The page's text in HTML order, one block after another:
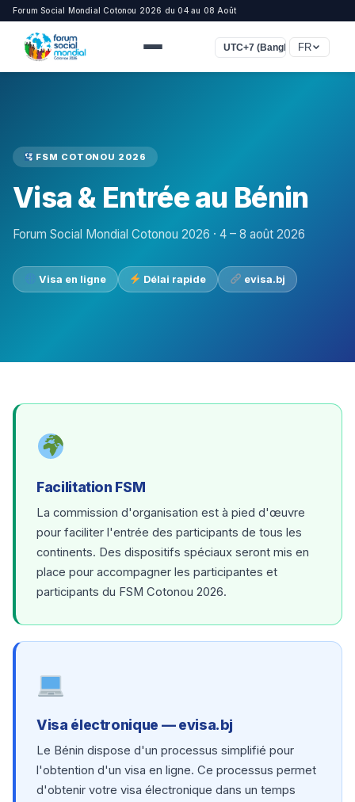
Forum Social Mondial Cotonou 2026 du 04 au 08 Août
UTC+7 (Bangkok, Jakarta)
FR
FSM COTONOU 2026
Visa & Entrée au Bénin
Forum Social Mondial Cotonou 2026 · 4 – 8 août 2026
Visa en ligne Délai rapide evisa.bj
Facilitation FSM
La commission d'organisation est à pied d'œuvre
pour faciliter l'entrée des participants de tous les
continents. Des dispositifs spéciaux seront mis en
place pour accompagner les participantes et
participants du FSM Cotonou 2026.
Visa électronique — evisa.bj
Le Bénin dispose d'un processus simplifié pour
l'obtention d'un visa en ligne. Ce processus permet
d'obtenir votre visa électronique dans un temps